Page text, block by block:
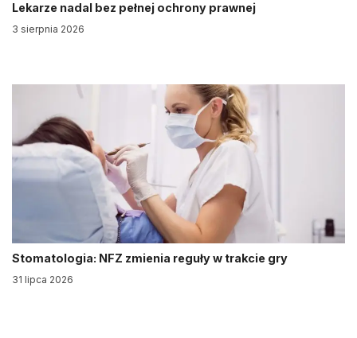
Lekarze nadal bez pełnej ochrony prawnej
3 sierpnia 2026
Stomatologia: NFZ zmienia reguły w trakcie gry
31 lipca 2026